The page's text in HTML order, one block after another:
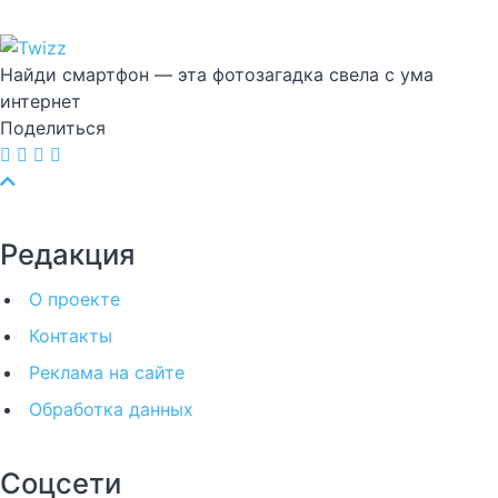
Найди смартфон — эта фотозагадка свела с ума
интернет
Поделиться
Редакция
О проекте
Контакты
Реклама на сайте
Обработка данных
Соцсети